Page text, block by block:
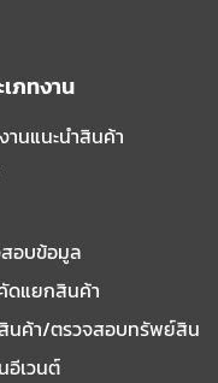
ภทงาน
นแนะนําสินค้า
อบข้อมูล
ดแยกสินค้า
นค้า/ตรวจสอบทรัพย์สิน
อีเวนต์